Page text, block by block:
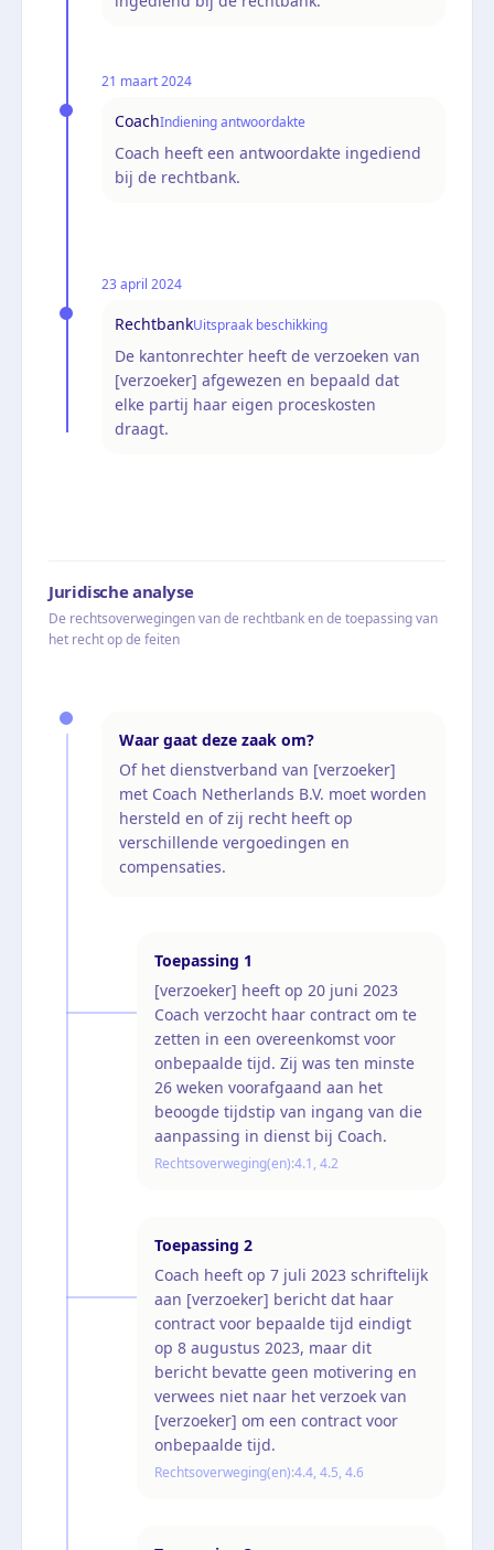
21 maart 2024
CoachIndiening antwoordakte
Coach heeft een antwoordakte ingediend
bij de rechtbank.
23 april 2024
RechtbankUitspraak beschikking
De kantonrechter heeft de verzoeken van
[verzoeker] afgewezen en bepaald dat
elke partij haar eigen proceskosten
draagt.
Juridische analyse
De rechtsoverwegingen van de rechtbank en de toepassing van
het recht op de feiten
Waar gaat deze zaak om?
Of het dienstverband van [verzoeker]
met Coach Netherlands B.V. moet worden
hersteld en of zij recht heeft op
verschillende vergoedingen en
compensaties.
Toepassing 1
[verzoeker] heeft op 20 juni 2023
Coach verzocht haar contract om te
zetten in een overeenkomst voor
onbepaalde tijd. Zij was ten minste
26 weken voorafgaand aan het
beoogde tijdstip van ingang van die
aanpassing in dienst bij Coach.
Rechtsoverweging(en):4.1, 4.2
Toepassing 2
Coach heeft op 7 juli 2023 schriftelijk
aan [verzoeker] bericht dat haar
contract voor bepaalde tijd eindigt
op 8 augustus 2023, maar dit
bericht bevatte geen motivering en
verwees niet naar het verzoek van
[verzoeker] om een contract voor
onbepaalde tijd.
Rechtsoverweging(en):4.4, 4.5, 4.6